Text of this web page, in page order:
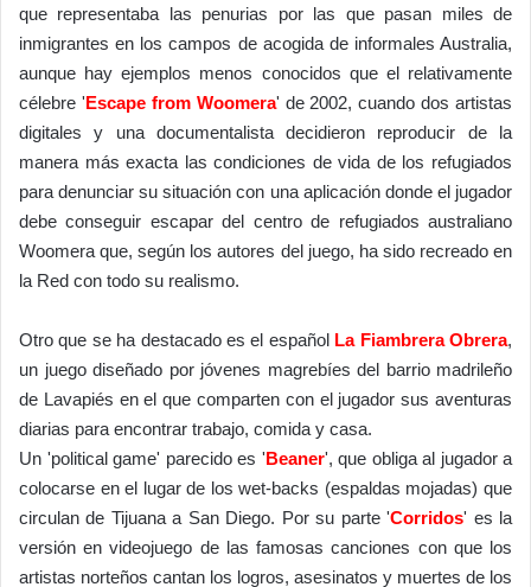
que representaba las penurias por las que pasan miles de
inmigrantes en los campos de acogida de informales Australia,
aunque hay ejemplos menos conocidos que el relativamente
célebre 'Escape from Woomera' de 2002, cuando dos artistas
digitales y una documentalista decidieron reproducir de la
manera más exacta las condiciones de vida de los refugiados
para denunciar su situación con una aplicación donde el jugador
debe conseguir escapar del centro de refugiados australiano
Woomera que, según los autores del juego, ha sido recreado en
la Red con todo su realismo.
Otro que se ha destacado es el español La Fiambrera Obrera,
un juego diseñado por jóvenes magrebíes del barrio madrileño
de Lavapiés en el que comparten con el jugador sus aventuras
diarias para encontrar trabajo, comida y casa.
Un 'political game' parecido es 'Beaner', que obliga al jugador a
colocarse en el lugar de los wet-backs (espaldas mojadas) que
circulan de Tijuana a San Diego. Por su parte 'Corridos' es la
versión en videojuego de las famosas canciones con que los
artistas norteños cantan los logros, asesinatos y muertes de los